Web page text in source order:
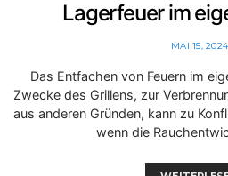
Lagerfeuer im
MAI 15, 2024
Das Entfachen von Feuern im
Zwecke des Grillens, zur
aus anderen Gründen, kann zu
wenn die